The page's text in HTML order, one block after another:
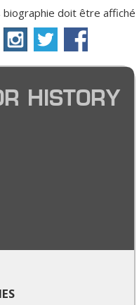
biographie doit être affiché
HISTORY